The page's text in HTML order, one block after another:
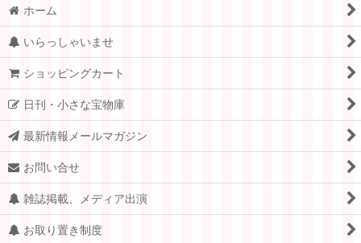
ホーム
いらっしゃいませ
ショッピングカート
日刊・小さな宝物庫
最新情報メールマガジン
お問い合せ
雑誌掲載、メディア出演
お取り置き制度